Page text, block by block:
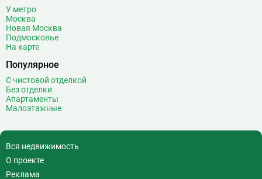
У метро
Москва
Новая Москва
Подмосковье
На карте
Популярное
С чистовой отделкой
Без отделки
Апартаменты
Малоэтажные
Вся недвижимость
О проекте
Реклама